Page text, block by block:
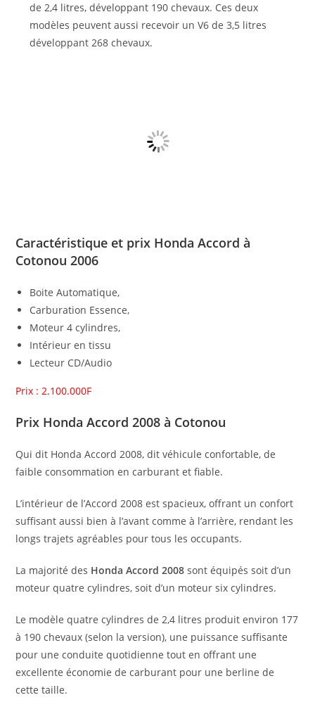
de 2,4 litres, développant 190 chevaux. Ces deux
modèles peuvent aussi recevoir un V6 de 3,5 litres
développant 268 chevaux.
Caractéristique et prix Honda Accord à
Cotonou 2006
Boite Automatique,
Carburation Essence,
Moteur 4 cylindres,
Intérieur en tissu
Lecteur CD/Audio
Prix : 2.100.000F
Prix Honda Accord 2008 à Cotonou
Qui dit Honda Accord 2008, dit véhicule confortable, de
faible consommation en carburant et fiable.
L’intérieur de l’Accord 2008 est spacieux, offrant un confort
suffisant aussi bien à l’avant comme à l’arrière, rendant les
longs trajets agréables pour tous les occupants.
La majorité des Honda Accord 2008 sont équipés soit d’un
moteur quatre cylindres, soit d’un moteur six cylindres.
Le modèle quatre cylindres de 2,4 litres produit environ 177
à 190 chevaux (selon la version), une puissance suffisante
pour une conduite quotidienne tout en offrant une
excellente économie de carburant pour une berline de
cette taille.